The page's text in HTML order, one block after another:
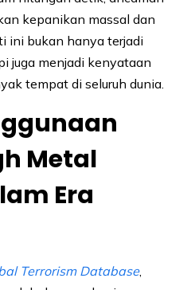
kepanikan massal dan
ini bukan hanya terjadi
juga menjadi kenyataan
tempat di seluruh dunia.
Metal
Era
Terrorism Database,